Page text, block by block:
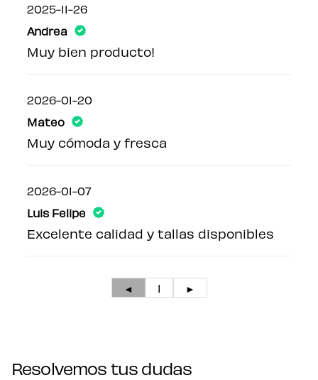
2025-11-26
Andrea
Muy bien producto!
2026-01-20
Mateo
Muy cómoda y fresca
2026-01-07
Luis Felipe
Excelente calidad y tallas disponibles
◄ 1 ►
Resolvemos tus dudas